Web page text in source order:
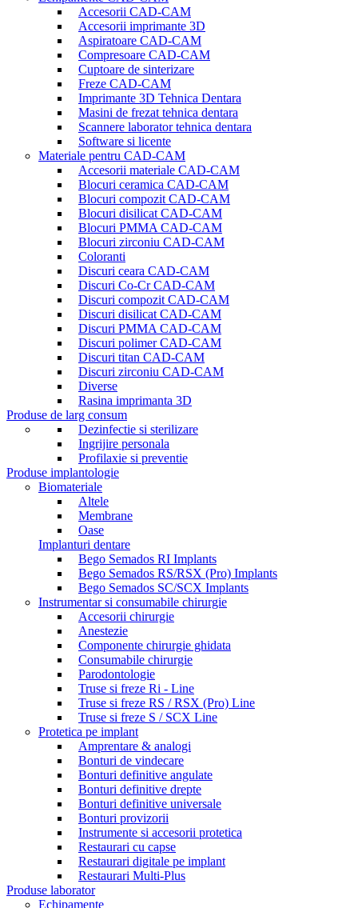
Accesorii CAD-CAM
Accesorii imprimante 3D
Aspiratoare CAD-CAM
Compresoare CAD-CAM
Cuptoare de sinterizare
Freze CAD-CAM
Imprimante 3D Tehnica Dentara
Masini de frezat tehnica dentara
Scannere laborator tehnica dentara
Software si licente
Materiale pentru CAD-CAM
Accesorii materiale CAD-CAM
Blocuri ceramica CAD-CAM
Blocuri compozit CAD-CAM
Blocuri disilicat CAD-CAM
Blocuri PMMA CAD-CAM
Blocuri zirconiu CAD-CAM
Coloranti
Discuri ceara CAD-CAM
Discuri Co-Cr CAD-CAM
Discuri compozit CAD-CAM
Discuri disilicat CAD-CAM
Discuri PMMA CAD-CAM
Discuri polimer CAD-CAM
Discuri titan CAD-CAM
Discuri zirconiu CAD-CAM
Diverse
Rasina imprimanta 3D
Produse de larg consum
Dezinfectie si sterilizare
Ingrijire personala
Profilaxie si preventie
Produse implantologie
Biomateriale
Altele
Membrane
Oase
Implanturi dentare
Bego Semados RI Implants
Bego Semados RS/RSX (Pro) Implants
Bego Semados SC/SCX Implants
Instrumentar si consumabile chirurgie
Accesorii chirurgie
Anestezie
Componente chirurgie ghidata
Consumabile chirurgie
Parodontologie
Truse si freze Ri - Line
Truse si freze RS / RSX (Pro) Line
Truse si freze S / SCX Line
Protetica pe implant
Amprentare & analogi
Bonturi de vindecare
Bonturi definitive angulate
Bonturi definitive drepte
Bonturi definitive universale
Bonturi provizorii
Instrumente si accesorii protetica
Restaurari cu capse
Restaurari digitale pe implant
Restaurari Multi-Plus
Produse laborator
Echipamente